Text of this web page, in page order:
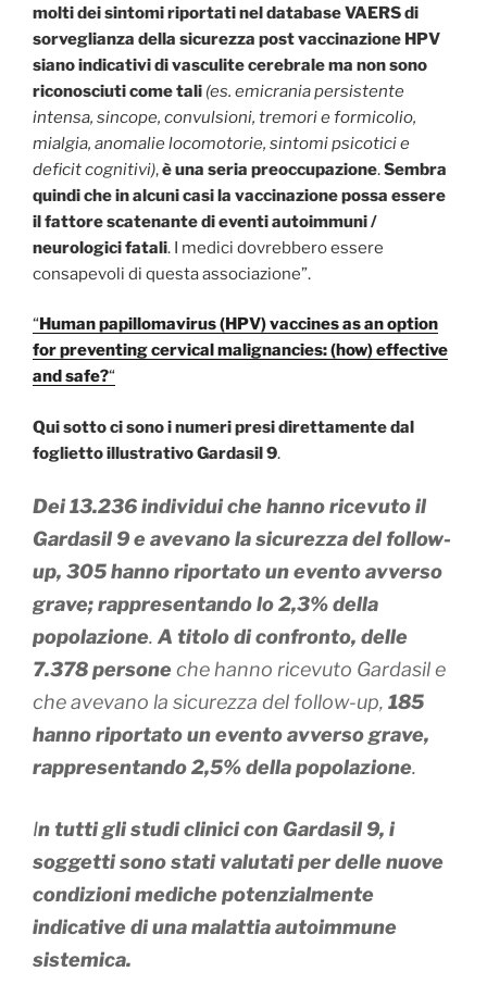
molti dei sintomi riportati nel database VAERS di
sorveglianza della sicurezza post vaccinazione HPV
siano indicativi di vasculite cerebrale ma non sono
riconosciuti come tali (es. emicrania persistente
intensa, sincope, convulsioni, tremori e formicolio,
mialgia, anomalie locomotorie, sintomi psicotici e
deficit cognitivi),è una seria preoccupazione.Sembra
quindi che in alcuni casi la vaccinazione possa essere
il fattore scatenante di eventi autoimmuni /
neurologici fatali. I medici dovrebbero essere
consapevoli di questa associazione”.
“Human papillomavirus (HPV) vaccines as an option
for preventing cervical malignancies: (how) effective
and safe?“
Qui sotto ci sono i numeri presi direttamente dal
foglietto illustrativo Gardasil 9.
Dei 13.236 individui che hanno ricevuto il
Gardasil 9 e avevano la sicurezza del follow-
up, 305 hanno riportato un evento avverso
grave; rappresentando lo 2,3% della
popolazione. A titolo di confronto, delle
7.378 personeche hanno ricevuto Gardasil e
che avevano la sicurezza del follow-up, 185
hanno riportato un evento avverso grave,
rappresentando 2,5% della popolazione.
In tutti gli studi clinici con Gardasil 9, i
soggetti sono stati valutati per delle nuove
condizioni mediche potenzialmente
indicative di una malattia autoimmune
sistemica.